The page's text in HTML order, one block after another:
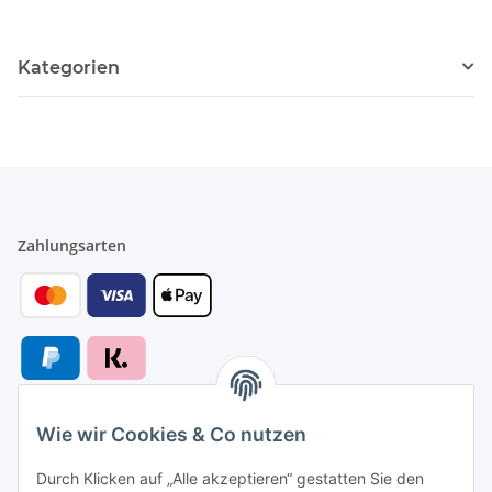
Kategorien
Zahlungsarten
Versandarten
Wie wir Cookies & Co nutzen
Durch Klicken auf „Alle akzeptieren“ gestatten Sie den